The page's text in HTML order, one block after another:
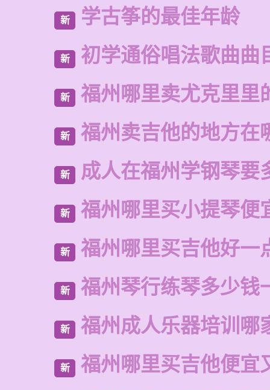
新 学古筝的最佳年龄
新 初学通俗唱法歌曲曲
新 福州哪里卖尤克里里
新 福州卖吉他的地方在
新 成人在福州学钢琴要
新 福州哪里买小提琴便
新 福州哪里买吉他好一
新 福州琴行练琴多少钱
新 福州成人乐器培训哪
新 福州哪里买吉他便宜